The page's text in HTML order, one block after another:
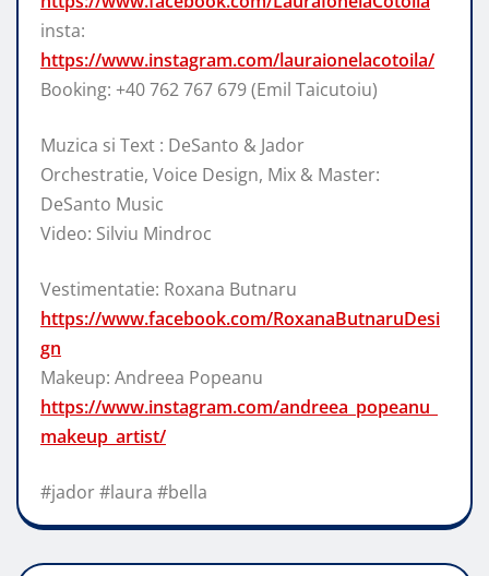
insta:
https://www.instagram.com/lauraionelacotoila/
Booking: +40 762 767 679 (Emil Taicutoiu)
Muzica si Text : DeSanto & Jador
Orchestratie, Voice Design, Mix & Master:
DeSanto Music
Video: Silviu Mindroc
Vestimentatie: Roxana Butnaru
https://www.facebook.com/RoxanaButnaruDesi
gn
Makeup: Andreea Popeanu
https://www.instagram.com/andreea_popeanu_
makeup_artist/
#jador #laura #bella